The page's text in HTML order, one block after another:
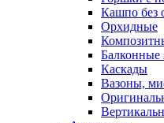
Кашпо без
Орхидные
Балконные
Каскады
Вазоны,